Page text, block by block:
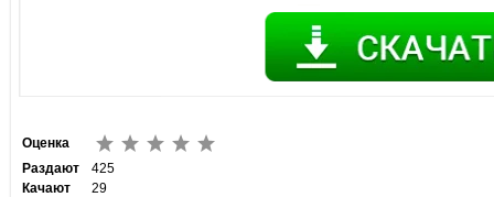
Оценка
Раздают
425
Качают
29